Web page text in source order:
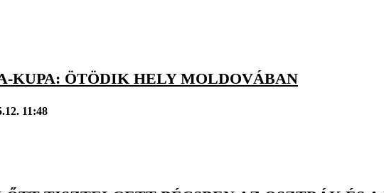
KUPA: ÖTÖDIK HELY MOLDOVÁBAN
11:48